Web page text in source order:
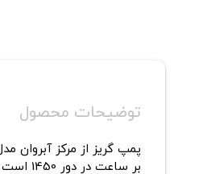
توضیحات محصول